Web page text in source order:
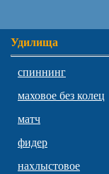
Удилища
спиннинг
маховое без колец
матч
фидер
нахлыстовое